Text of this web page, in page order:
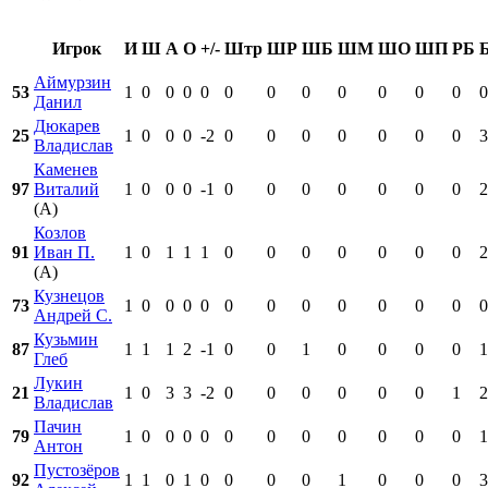
Игрок И Ш А О +/- Штр ШР ШБ ШМ ШО ШП РБ
53
Аймурзин
Данил
1 0 0 0 0 0 0 0 0 0 0 0 0
25
Дюкарев
Владислав
1 0 0 0 -2 0 0 0 0 0 0 0 3
97
Каменев
Виталий
(А)
1 0 0 0 -1 0 0 0 0 0 0 0 2
91
Козлов
Иван П.
(А)
1 0 1 1 1 0 0 0 0 0 0 0 2
73
Кузнецов
Андрей С.
1 0 0 0 0 0 0 0 0 0 0 0 0
87
Кузьмин
Глеб
1 1 1 2 -1 0 0 1 0 0 0 0 1
21
Лукин
Владислав
1 0 3 3 -2 0 0 0 0 0 0 1 2
79
Пачин
Антон
1 0 0 0 0 0 0 0 0 0 0 0 1
92
Пустозёров
1 1 0 1 0 0 0 0 1 0 0 0 3